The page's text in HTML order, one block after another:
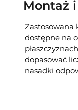
Montaż
Zastosowana
dostępne na
dopasować
nasadki